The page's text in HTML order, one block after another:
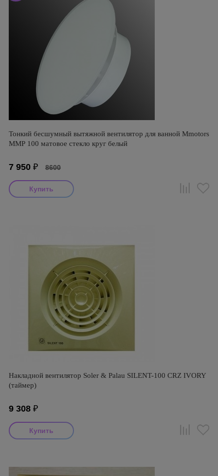
Тонкий бесшумный вытяжной вентилятор для ванной Mmotors
ММР 100 матовое стекло круг белый
7 950 ₽ 8600
Накладной вентилятор Soler & Palau SILENT-100 CRZ IVORY
(таймер)
9 308 ₽